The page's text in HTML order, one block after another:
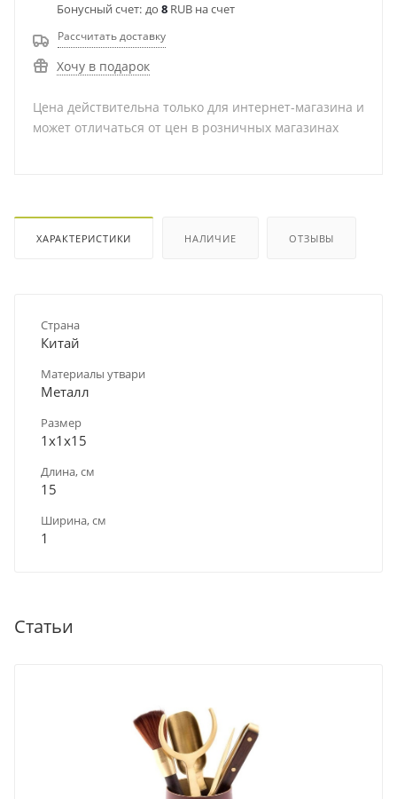
Бонусный счет: до 8 RUB на счет
Рассчитать доставку
Хочу в подарок
Цена действительна только для интернет-магазина и
может отличаться от цен в розничных магазинах
ХАРАКТЕРИСТИКИ НАЛИЧИЕ ОТЗЫВЫ
Страна
Китай
Материалы утвари
Металл
Размер
1х1х15
Длина, см
15
Ширина, см
1
Статьи